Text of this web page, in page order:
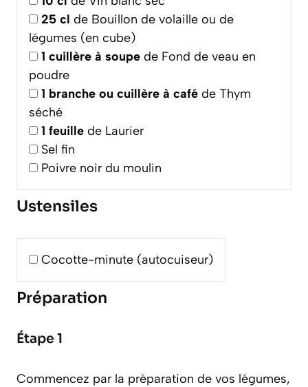
25 cl de Bouillon de volaille ou de
légumes (en cube)
1 cuillère à soupe de Fond de veau en
poudre
1 branche ou cuillère à café de Thym
séché
1 feuille de Laurier
Sel fin
Poivre noir du moulin
Ustensiles
Cocotte-minute (autocuiseur)
Préparation
Étape 1
Commencez par la préparation de vos légumes,